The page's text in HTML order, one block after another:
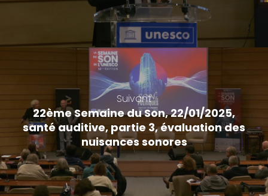
Suivant
22ème Semaine du Son, 22/01/2025,
santé auditive, partie 3, évaluation des
nuisances sonores